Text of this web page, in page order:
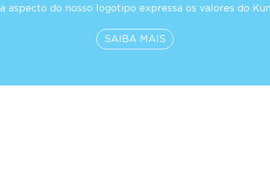
aspecto do nosso logotipo expressa os valores do
SAIBA MAIS